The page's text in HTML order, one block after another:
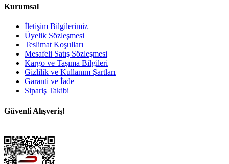
Kurumsal
İletişim Bilgilerimiz
Üyelik Sözleşmesi
Teslimat Koşulları
Mesafeli Satış Sözleşmesi
Kargo ve Taşıma Bilgileri
Gizlilik ve Kullanım Şartları
Garanti ve İade
Sipariş Takibi
Güvenli Alışveriş!